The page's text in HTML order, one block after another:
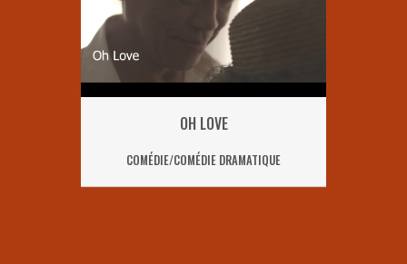
OH LOVE
COMÉDIE/COMÉDIE DRAMATIQUE